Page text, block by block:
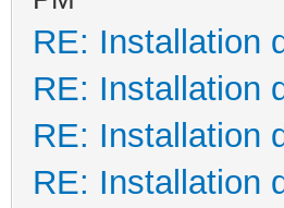
RE: Installation
RE: Installation
RE: Installation
RE: Installation